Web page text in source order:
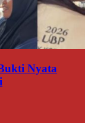
Nyata